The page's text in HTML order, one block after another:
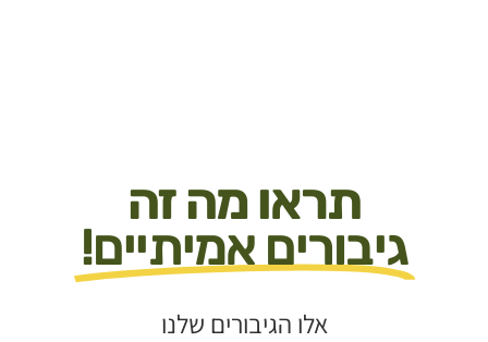
תראו מה זה
גיבורים אמיתיים!
אלו הגיבורים שלנו